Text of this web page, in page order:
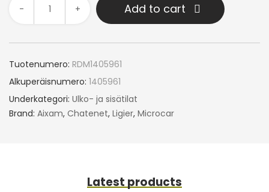
- + Add to cart
Tuotenumero: RDM1405961
Alkuperäisnumero: 1405961
Underkategori: Ulko- ja sisätilat
Brand: Aixam, Chatenet, Ligier, Microcar
Latest products